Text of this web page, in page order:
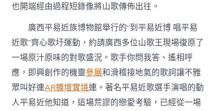
也開端經由過程短錄像將山歌傳佈出往。
廣西平易近族博物館舉行的“到平易近博 唱平易
近歌”齊心歌圩運動，約請廣西多位山歌王現場復原了
一場原汁原味的對歌盛況。歌手你問我答、遙相呼
應，即興創作的機靈參展和滑稽接地氣的歌詞讓不雅
眾叫好連AR擴增實境連。著名平易近歌選手演唱的動
人平易近他知道，這場荒謬的戀愛考驗，已經從一場